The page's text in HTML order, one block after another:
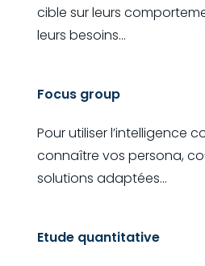
cible sur leurs
leurs besoins...
Focus group
Pour utiliser l’intelligence
connaître vos persona,
solutions adaptées...
Etude quantitative